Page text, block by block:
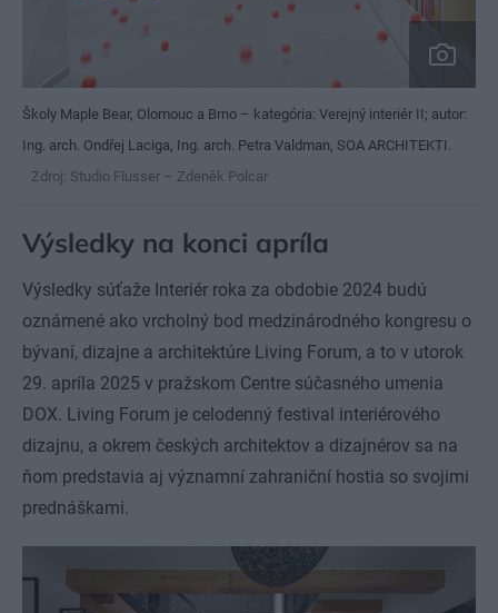
Školy Maple Bear, Olomouc a Brno – kategória: Verejný interiér II; autor:
Ing. arch. Ondřej Laciga, Ing. arch. Petra Valdman, SOA ARCHITEKTI.
Zdroj: Studio Flusser – Zdeněk Polcar
Výsledky na konci apríla
Výsledky súťaže Interiér roka za obdobie 2024 budú
oznámené ako vrcholný bod medzinárodného kongresu o
bývaní, dizajne a architektúre Living Forum, a to v utorok
29. apríla 2025 v pražskom Centre súčasného umenia
DOX. Living Forum je celodenný festival interiérového
dizajnu, a okrem českých architektov a dizajnérov sa na
ňom predstavia aj významní zahraniční hostia so svojimi
prednáškami.